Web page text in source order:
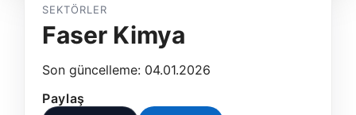
SEKTÖRLER
Faser Kimya
Son güncelleme: 04.01.2026
Paylaş